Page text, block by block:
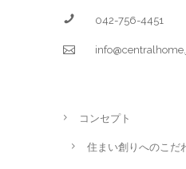
042-756-4451
コンセプト
住まい創りへのこだ